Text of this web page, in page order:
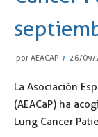
por AEACAP 26/09/
La Asociación
(AEACaP) ha
Lung Cancer